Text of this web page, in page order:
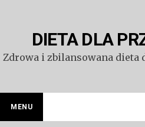
DIETA DLA
Zdrowa i zbilansowana dieta
MENU